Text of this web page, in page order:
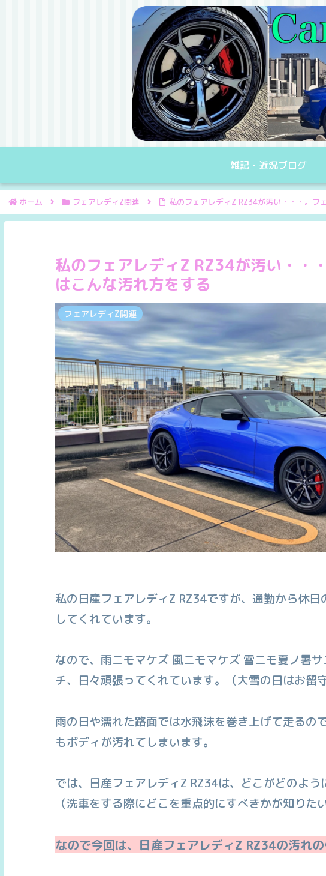
雑記・近況ブログ
ホーム フェアレディZ関連 私のフェアレディZ RZ34が汚い・・・。フ
私のフェアレディZ RZ34が汚い・・
はこんな汚れ方をする
フェアレディZ関連
私の日産フェアレディZ RZ34ですが、通勤から休
してくれています。
なので、雨ニモマケズ 風ニモマケズ 雪ニモ夏ノ暑
チ、日々頑張ってくれています。（大雪の日はお留
雨の日や濡れた路面では水飛沫を巻き上げて走るの
もボディが汚れてしまいます。
では、日産フェアレディZ RZ34は、どこがどのよう
（洗車をする際にどこを重点的にすべきかが知りた
なので今回は、日産フェアレディZ RZ34の汚れの